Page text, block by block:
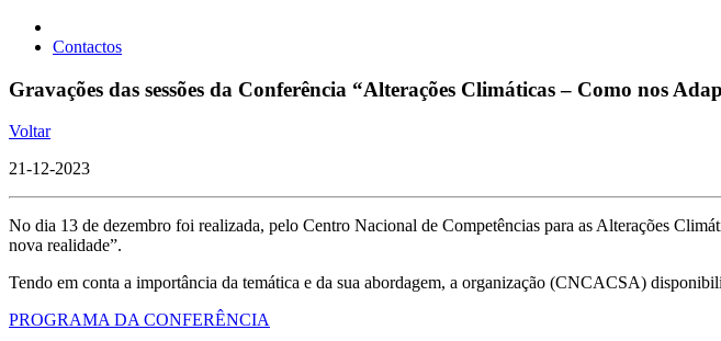
Contactos
Gravações das sessões da Conferência “Alterações Climáticas – Como nos
Voltar
21-12-2023
No dia 13 de dezembro foi realizada, pelo Centro Nacional de Competências para as Alterações
nova realidade”.
Tendo em conta a importância da temática e da sua abordagem, a organização (CNCACSA)
PROGRAMA DA CONFERÊNCIA